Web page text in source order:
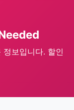
보입니다. 할인